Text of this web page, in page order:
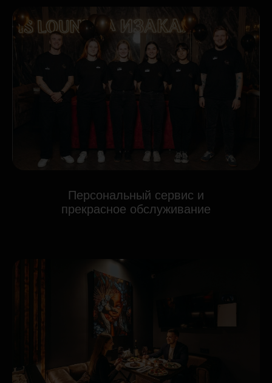
Персональный сервис и
прекрасное обслуживание